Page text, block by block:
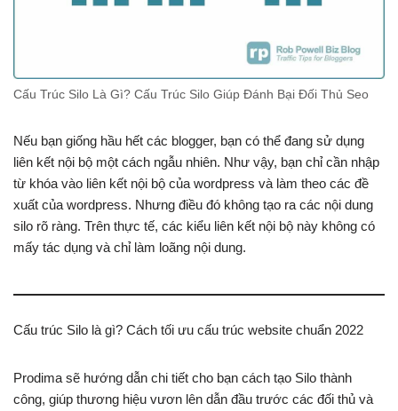
Cấu Trúc Silo Là Gì? Cấu Trúc Silo Giúp Đánh Bại Đối Thủ Seo
Nếu bạn giống hầu hết các blogger, bạn có thể đang sử dụng
liên kết nội bộ một cách ngẫu nhiên. Như vậy, bạn chỉ cần nhập
từ khóa vào liên kết nội bộ của wordpress và làm theo các đề
xuất của wordpress. Nhưng điều đó không tạo ra các nội dung
silo rõ ràng. Trên thực tế, các kiểu liên kết nội bộ này không có
mấy tác dụng và chỉ làm loãng nội dung.
Cấu trúc Silo là gì? Cách tối ưu cấu trúc website chuẩn 2022
Prodima sẽ hướng dẫn chi tiết cho bạn cách tạo Silo thành
công, giúp thương hiệu vươn lên dẫn đầu trước các đối thủ và